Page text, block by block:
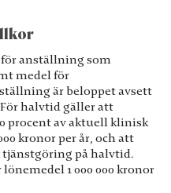
anställning som
medel för
är beloppet avsett
För halvtid gäller att
procent av aktuell klinisk
kronor per år, och att
på halvtid.
1 000 000 kronor